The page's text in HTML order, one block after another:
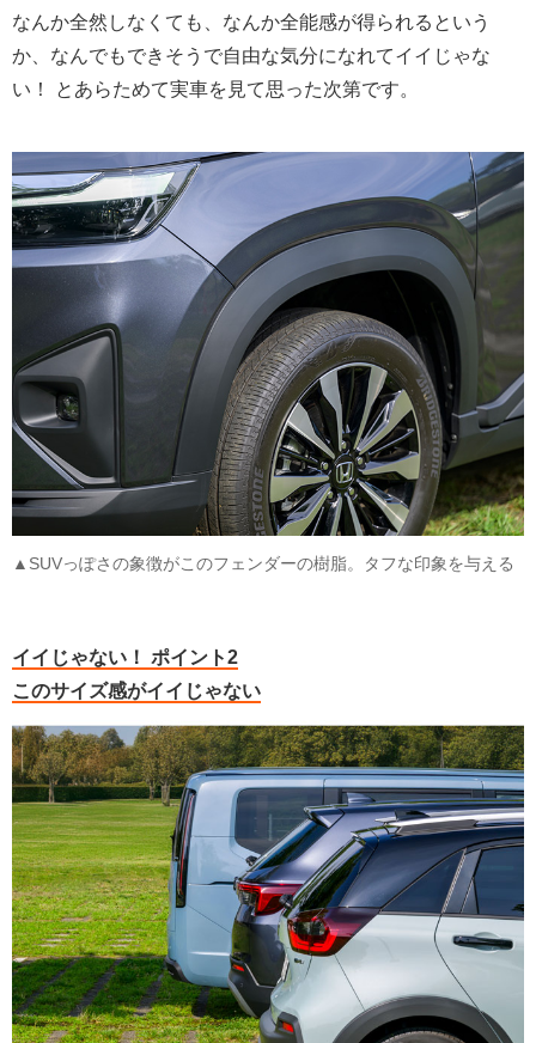
なんか全然しなくても、なんか全能感が得られるという
か、なんでもできそうで自由な気分になれてイイじゃな
い！ とあらためて実車を見て思った次第です。
▲SUVっぽさの象徴がこのフェンダーの樹脂。タフな印象を与える
イイじゃない！ ポイント2
このサイズ感がイイじゃない